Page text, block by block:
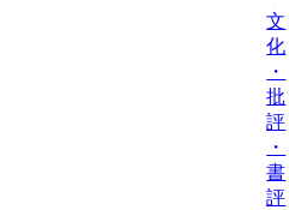
文
化
・
批
評
・
書
評